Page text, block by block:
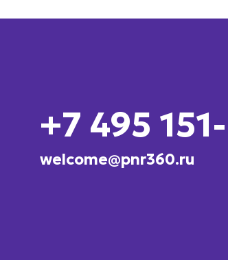
+7 495
welcome@pnr360.ru